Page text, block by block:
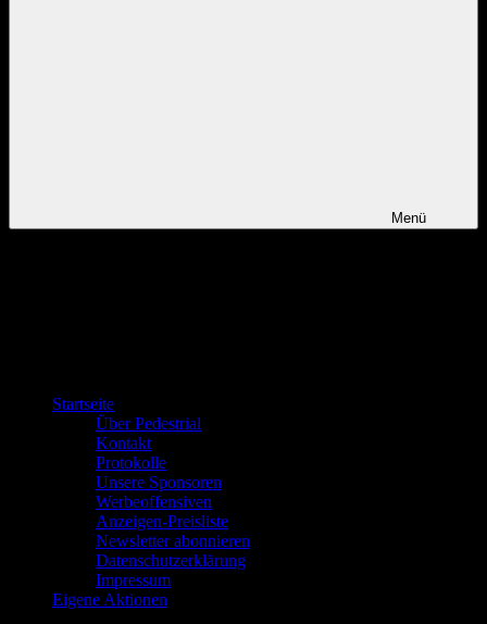
Menü
Startseite
Über Pedestrial
Kontakt
Protokolle
Unsere Sponsoren
Werbeoffensiven
Anzeigen-Preisliste
Newsletter abonnieren
Datenschutzerklärung
Impressum
Eigene Aktionen